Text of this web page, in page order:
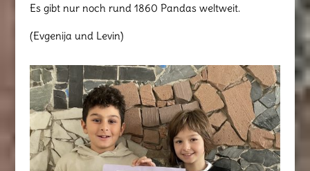
Es gibt nur noch rund 1860 Pandas weltweit.
(Evgenija und Levin)